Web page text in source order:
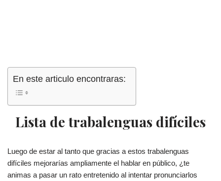
En este articulo encontraras:
Lista de trabalenguas difíciles
Luego de estar al tanto que gracias a estos trabalenguas
difíciles mejorarías ampliamente el hablar en público, ¿te
animas a pasar un rato entretenido al intentar pronunciarlos